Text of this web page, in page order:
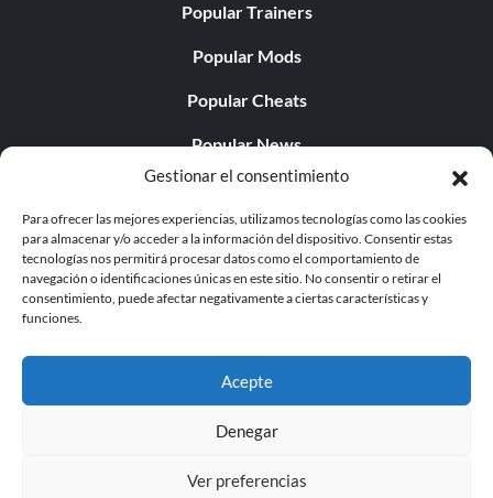
Gestionar el consentimiento
Para ofrecer las mejores experiencias, utilizamos tecnologías como las cookies
para almacenar y/o acceder a la información del dispositivo. Consentir estas
tecnologías nos permitirá procesar datos como el comportamiento de
navegación o identificaciones únicas en este sitio. No consentir o retirar el
consentimiento, puede afectar negativamente a ciertas características y
funciones.
Acepte
Denegar
Ver preferencias
Popular Trainers
Popular Mods
Popular Cheats
Popular News
Popular Editorials
Popular Free Games
LATEST UPDATES
© 1998 - 2026 MegaGames.com All rights reserved